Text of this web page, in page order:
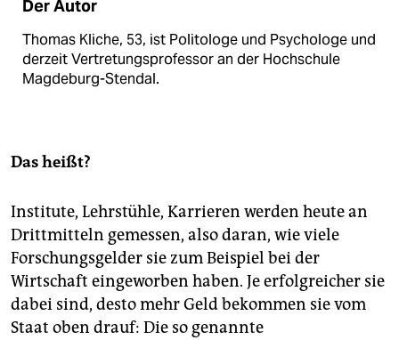
Der Autor
Thomas Kliche, 53, ist Politologe und Psychologe und
derzeit Vertretungsprofessor an der Hochschule
Magdeburg-Stendal.
Das heißt?
Institute, Lehrstühle, Karrieren werden heute an
Drittmitteln gemessen, also daran, wie viele
Forschungsgelder sie zum Beispiel bei der
Wirtschaft eingeworben haben. Je erfolgreicher sie
dabei sind, desto mehr Geld bekommen sie vom
Staat oben drauf: Die so genannte